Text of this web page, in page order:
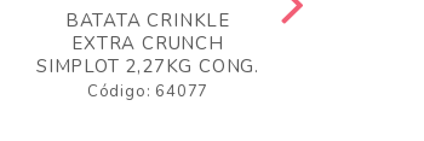
BATATA CRINKLE
EXTRA CRUNCH
SIMPLOT 2,27KG CONG.
Código: 64077